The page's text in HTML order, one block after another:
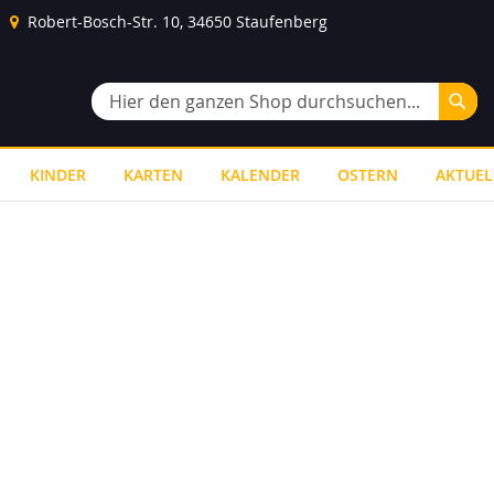
Robert-Bosch-Str. 10, 34650 Staufenberg
Suche
KINDER KARTEN KALENDER OSTERN